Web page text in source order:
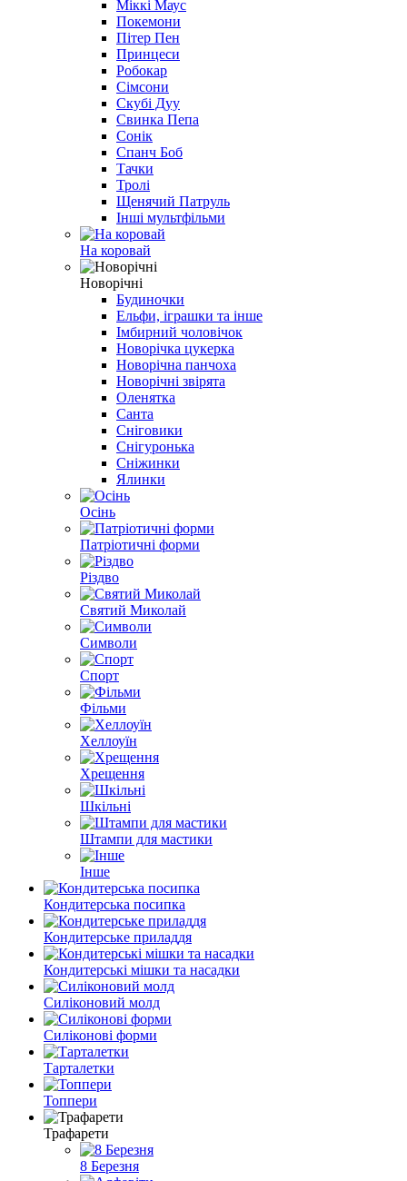
Міккі Маус
Покемони
Пітер Пен
Принцеси
Робокар
Сімсони
Скубі Дуу
Свинка Пепа
Сонік
Спанч Боб
Тачки
Тролі
Щенячий Патруль
Інші мультфільми
На коровай
Новорічні
Будиночки
Ельфи, іграшки та інше
Імбирний чоловічок
Новорічка цукерка
Новорічна панчоха
Новорічні звірята
Оленятка
Санта
Сніговики
Снігуронька
Сніжинки
Ялинки
Осінь
Патріотичні форми
Різдво
Святий Миколай
Символи
Спорт
Фільми
Хеллоуїн
Хрещення
Шкільні
Штампи для мастики
Інше
Кондитерська посипка
Кондитерське приладдя
Кондитерські мішки та насадки
Силіконовий молд
Силіконові форми
Тарталетки
Топпери
Трафарети
8 Березня